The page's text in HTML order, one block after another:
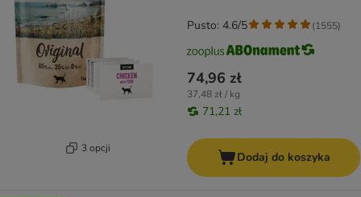
3 opcji
74,96 zł
37,48 zł / kg
71,21 zł
Pusto: 4.6/5 (1555)
Dodaj do koszyka